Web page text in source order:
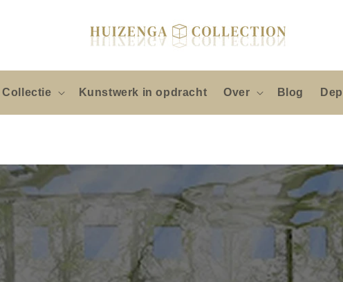
Collectie Kunstwerk in opdracht Over Blog